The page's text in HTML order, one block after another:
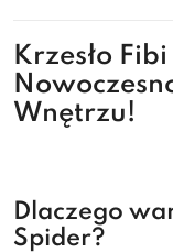
Krzesło
Wnętrzu!
Dlaczego
Spider?